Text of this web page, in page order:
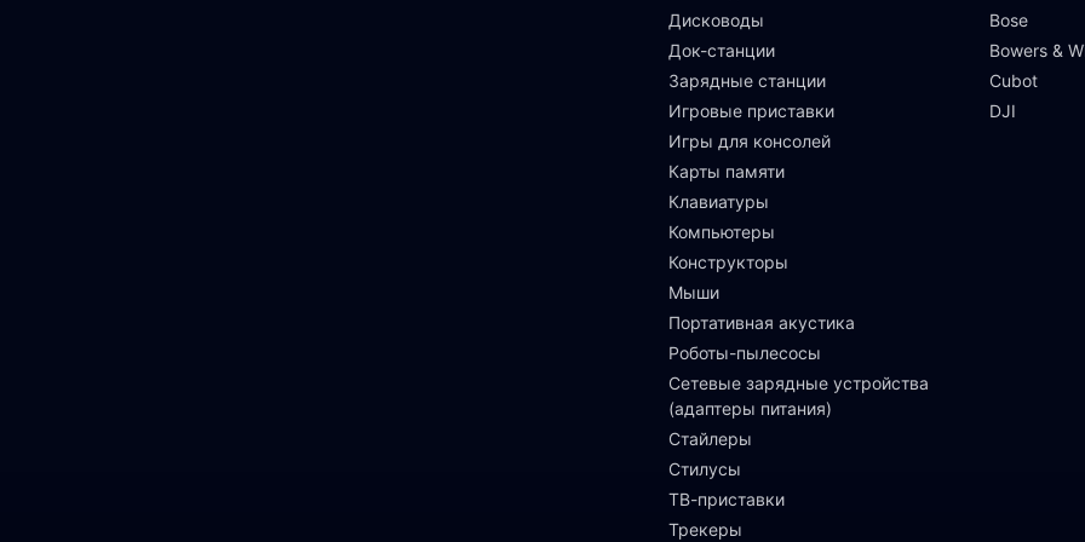
Дисководы
Док-станции
Зарядные станции
Игровые приставки
Игры для консолей
Карты памяти
Клавиатуры
Компьютеры
Конструкторы
Мыши
Портативная акустика
Роботы-пылесосы
Сетевые зарядные устройства
(адаптеры питания)
Стайлеры
Стилусы
ТВ-приставки
Трекеры
Bose
Bowers &
Cubot
DJI